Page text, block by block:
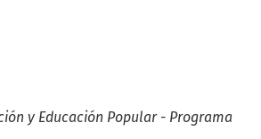
y Educación Popular - Programa